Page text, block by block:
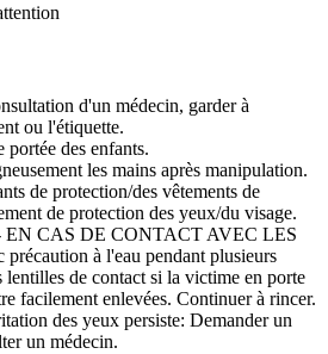
d'un médecin, garder à
ou l'étiquette.
des enfants.
les mains après manipulation.
de protection/des vêtements de
de protection des yeux/du visage.
EN CAS DE CONTACT AVEC LES
à l'eau pendant plusieurs
lentilles de contact si la victime en porte
facilement enlevées. Continuer à rincer.
des yeux persiste: Demander un
un médecin.